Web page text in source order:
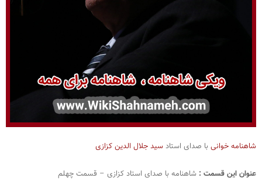
شاهنامه خوانی با صدای استاد سید جلال الدین کزازی
عنوان این قسمت : شاهنامه با صدای استاد کزازی – قسمت چهلم